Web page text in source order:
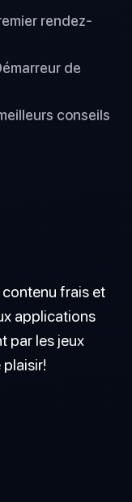
rendez-
de
conseils
frais et
applications
par les jeux